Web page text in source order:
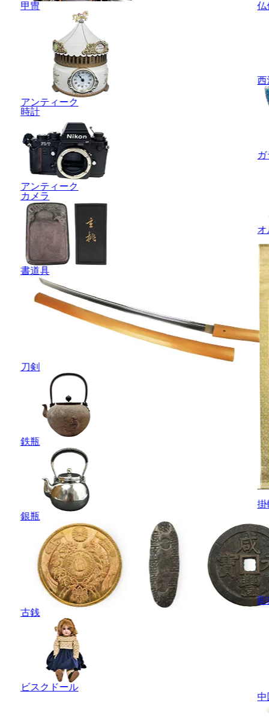
甲冑
アンティーク
時計
アンティーク
カメラ
書道具
刀剣
鉄瓶
銀瓶
古銭
ビスクドール
仏
西
オ
掛
彫
中